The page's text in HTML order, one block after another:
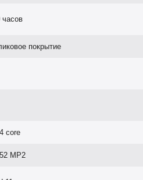
часов
покрытие
core
MP2